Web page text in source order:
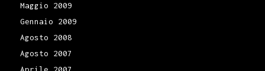
Maggio 2009
Gennaio 2009
Agosto 2008
Agosto 2007